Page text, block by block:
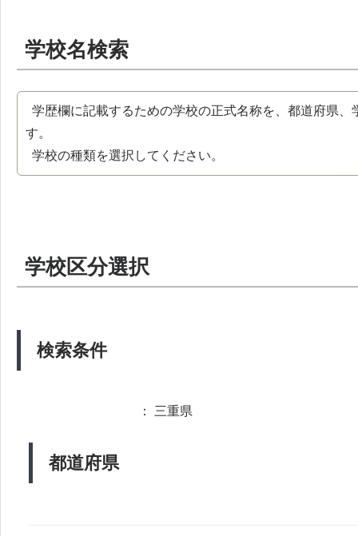
学校名検索
学歴欄に記載するための学校の正式名称を、都道府県
す。
学校の種類を選択してください。
学校区分選択
検索条件
都道府県
： 三重県